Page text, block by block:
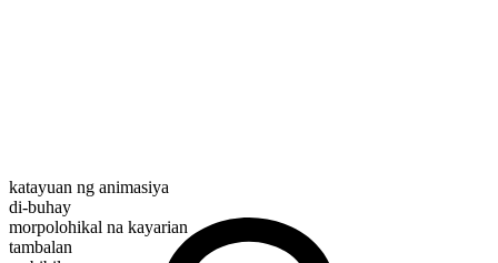
katayuan ng animasiya
di-buhay
morpolohikal na kayarian
tambalan